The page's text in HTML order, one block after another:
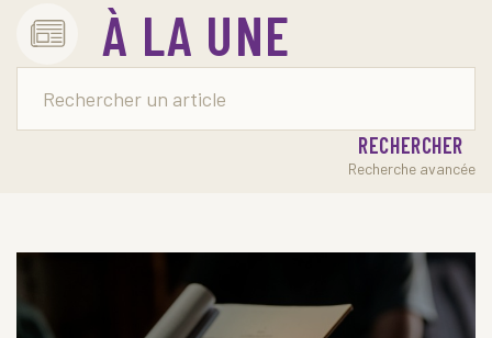
À LA UNE
RECHERCHER
Recherche avancée